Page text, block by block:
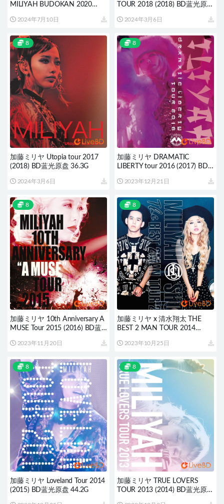
MILIYAH BUDOKAN 2020
2024年7月10日
TOUR 2018 (2018) BD蓝光原盘
2024年3月6日
8
加藤ミリヤ Utopia tour 2017
(2018) BD蓝光原盘 36.3G
2024年3月6日
8
加藤ミリヤ DRAMATIC
LIBERTY tour 2016 (2017) BD
2023年12月21日
8
加藤ミリヤ 10th Anniversary A
MUSE Tour 2015 (2016) BD蓝
2023年11月20日
8
加藤ミリヤ x 清水翔太 THE
BEST 2 MAN TOUR 2014
2023年10月25日
8
加藤ミリヤ Loveland Tour 2014
(2015) BD蓝光原盘 44.2G
8
加藤ミリヤ TRUE LOVERS
TOUR 2013 (2014) BD蓝光原盘